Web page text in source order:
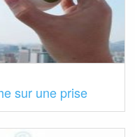
sur une prise